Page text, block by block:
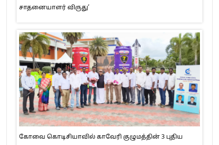
சாதனையாளர் விருது’
கோவை கொடிசியாவில் காவேரி குழுமத்தின் 3 புதிய